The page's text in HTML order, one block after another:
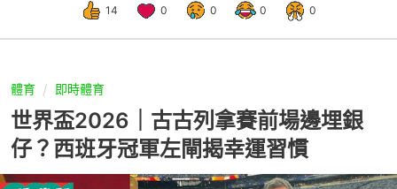
14 0 0 0 0
體育 即時體育
世界盃2026｜古古列拿賽前場邊埋銀
仔？西班牙冠軍左閘揭幸運習慣